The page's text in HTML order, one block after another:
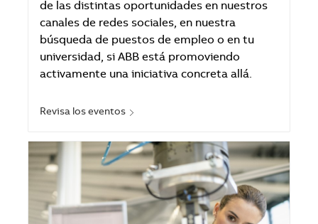
de las distintas oportunidades en nuestros
canales de redes sociales, en nuestra
búsqueda de puestos de empleo o en tu
universidad, si ABB está promoviendo
activamente una iniciativa concreta allá.
Revisa los eventos